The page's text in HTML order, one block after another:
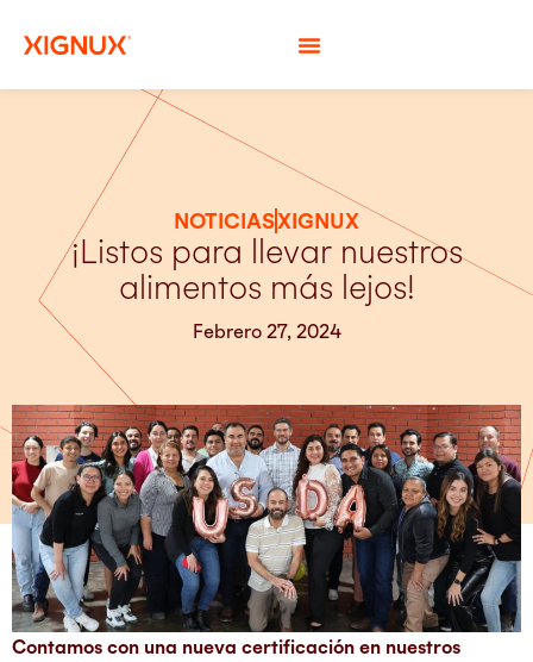
NOTICIASXIGNUX
¡Listos para llevar nuestros
alimentos más lejos!
Febrero 27, 2024
Contamos con una nueva certificación en nuestros